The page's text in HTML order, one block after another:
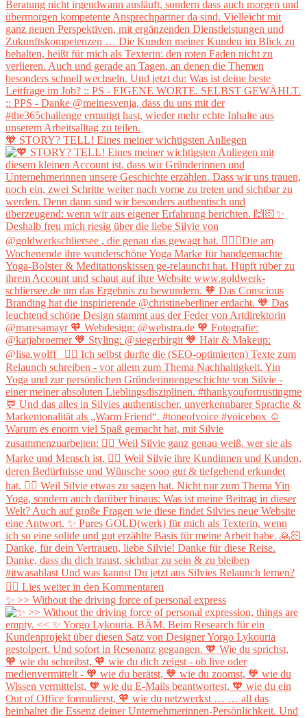
🧡 STORY? TELL! Eines meiner wichtigsten Anliegen
✨ >> Without the driving force of personal express